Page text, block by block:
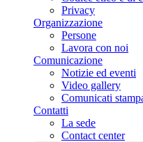
Privacy
Organizzazione
Persone
Lavora con noi
Comunicazione
Notizie ed eventi
Video gallery
Comunicati
Contatti
La sede
Contact center